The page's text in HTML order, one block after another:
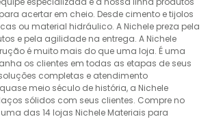
acertar em cheio. Desde cimento e tijolos
ou material hidráulico. A Nichele preza pela
e pela agilidade na entrega. A Nichele
é muito mais do que uma loja. É uma
os clientes em todas as etapas de seus
completas e atendimento
meio século de história, a Nichele
sólidos com seus clientes. Compre no
das 14 lojas Nichele Materiais para